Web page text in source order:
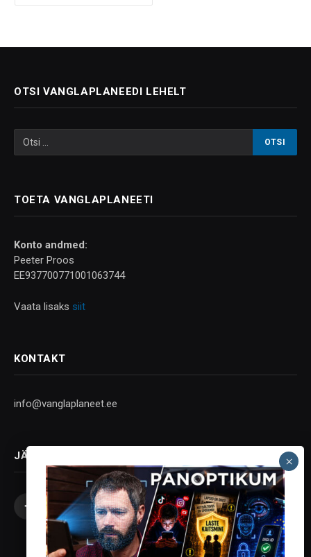
OTSI VANGLAPLANEEDI LEHELT
TOETA VANGLAPLANEETI
Konto andmed:
Peeter Proos
EE937700771001063744
Vaata lisaks siit
KONTAKT
info@vanglaplaneet.ee
JÄLGI SOTSIAALMEEDIAS
Facebook
X
(Twitter)
InstagramYouTubeTelegram